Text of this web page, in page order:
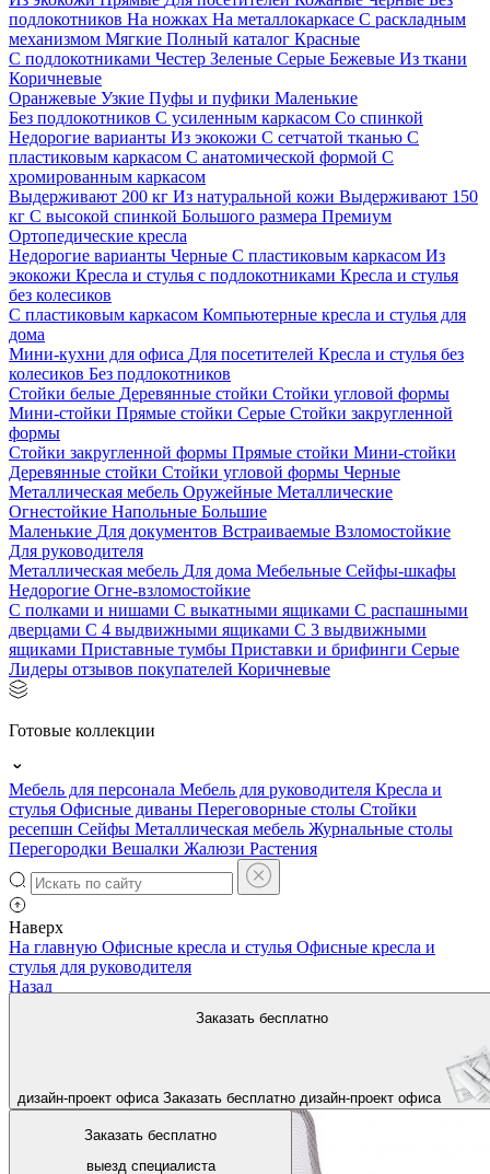
подлокотников На ножках На металлокаркасе С раскладным
механизмом Мягкие Полный каталог Красные
С подлокотниками Честер Зеленые Серые Бежевые Из ткани
Коричневые
Оранжевые Узкие Пуфы и пуфики Маленькие
Без подлокотников С усиленным каркасом Со спинкой
Недорогие варианты Из экокожи С сетчатой тканью С
пластиковым каркасом С анатомической формой С
хромированным каркасом
Выдерживают 200 кг Из натуральной кожи Выдерживают 150
кг С высокой спинкой Большого размера Премиум
Ортопедические кресла
Недорогие варианты Черные С пластиковым каркасом Из
экокожи Кресла и стулья с подлокотниками Кресла и стулья
без колесиков
С пластиковым каркасом Компьютерные кресла и стулья для
дома
Мини-кухни для офиса Для посетителей Кресла и стулья без
колесиков Без подлокотников
Стойки белые Деревянные стойки Стойки угловой формы
Мини-стойки Прямые стойки Серые Стойки закругленной
формы
Стойки закругленной формы Прямые стойки Мини-стойки
Деревянные стойки Стойки угловой формы Черные
Металлическая мебель Оружейные Металлические
Огнестойкие Напольные Большие
Маленькие Для документов Встраиваемые Взломостойкие
Для руководителя
Металлическая мебель Для дома Мебельные Сейфы-шкафы
Недорогие Огне-взломостойкие
С полками и нишами С выкатными ящиками С распашными
дверцами С 4 выдвижными ящиками С 3 выдвижными
ящиками Приставные тумбы Приставки и брифинги Серые
Лидеры отзывов покупателей Коричневые
Готовые коллекции
Мебель для персонала Мебель для руководителя Кресла и
стулья Офисные диваны Переговорные столы Стойки
ресепшн Сейфы Металлическая мебель Журнальные столы
Перегородки Вешалки Жалюзи Растения
Наверх
Заказать бесплатно
дизайн-проект офиса Заказать бесплатно дизайн-проект офиса
Заказать бесплатно
выезд специалиста
На главную Офисные кресла и стулья Офисные кресла и
стулья для руководителя
Назад